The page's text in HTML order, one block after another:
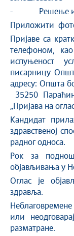
- Решење
Приложити
Пријаве са
телефоном,
испуњеност
писарницу
адресу: Општа
35250
„Пријава на
Kандидат
здравственој
радног односа.
Рок за
објављивања у
Оглас је
здравља.
или
разматране.